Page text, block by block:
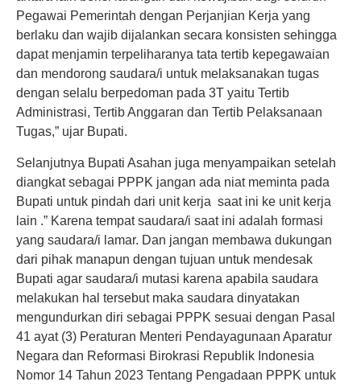
Pegawai Pemerintah dengan Perjanjian Kerja yang
berlaku dan wajib dijalankan secara konsisten sehingga
dapat menjamin terpeliharanya tata tertib kepegawaian
dan mendorong saudara/i untuk melaksanakan tugas
dengan selalu berpedoman pada 3T yaitu Tertib
Administrasi, Tertib Anggaran dan Tertib Pelaksanaan
Tugas,” ujar Bupati.
Selanjutnya Bupati Asahan juga menyampaikan setelah
diangkat sebagai PPPK jangan ada niat meminta pada
Bupati untuk pindah dari unit kerja saat ini ke unit kerja
lain .” Karena tempat saudara/i saat ini adalah formasi
yang saudara/i lamar. Dan jangan membawa dukungan
dari pihak manapun dengan tujuan untuk mendesak
Bupati agar saudara/i mutasi karena apabila saudara
melakukan hal tersebut maka saudara dinyatakan
mengundurkan diri sebagai PPPK sesuai dengan Pasal
41 ayat (3) Peraturan Menteri Pendayagunaan Aparatur
Negara dan Reformasi Birokrasi Republik Indonesia
Nomor 14 Tahun 2023 Tentang Pengadaan PPPK untuk